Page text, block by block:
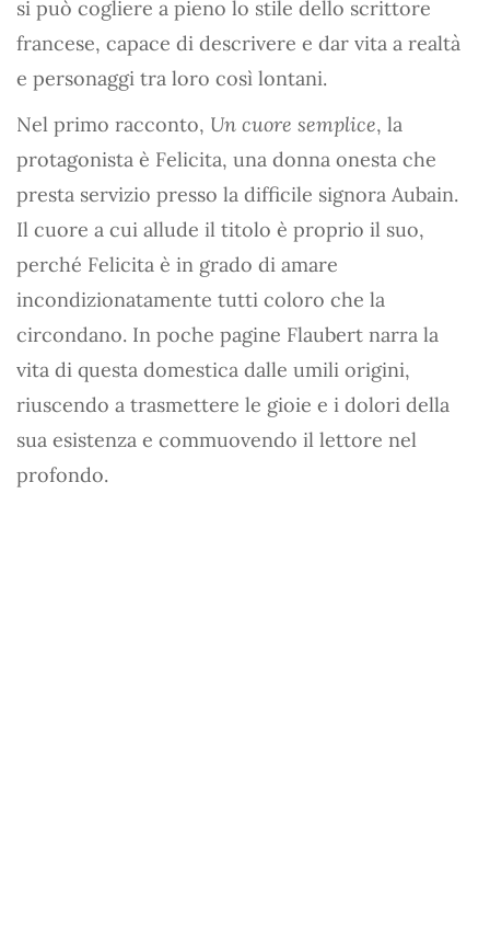
si può cogliere a pieno lo stile dello scrittore
francese, capace di descrivere e dar vita a realtà
e personaggi tra loro così lontani.
Nel primo racconto, Un cuore semplice, la
protagonista è Felicita, una donna onesta che
presta servizio presso la difficile signora Aubain.
Il cuore a cui allude il titolo è proprio il suo,
perché Felicita è in grado di amare
incondizionatamente tutti coloro che la
circondano. In poche pagine Flaubert narra la
vita di questa domestica dalle umili origini,
riuscendo a trasmettere le gioie e i dolori della
sua esistenza e commuovendo il lettore nel
profondo.